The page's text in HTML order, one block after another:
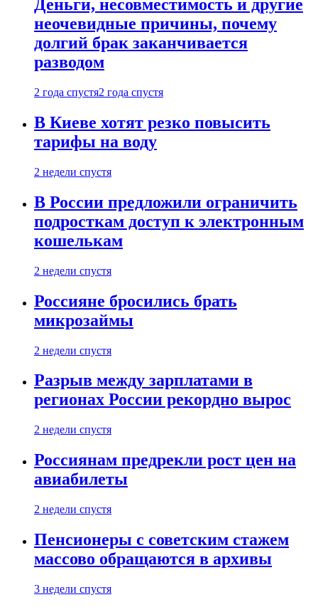
Деньги, несовместимость и другие
неочевидные причины, почему
долгий брак заканчивается
разводом
2 года спустя2 года спустя
В Киеве хотят резко повысить
тарифы на воду
2 недели спустя
В России предложили ограничить
подросткам доступ к электронным
кошелькам
2 недели спустя
Россияне бросились брать
микрозаймы
2 недели спустя
Разрыв между зарплатами в
регионах России рекордно вырос
2 недели спустя
Россиянам предрекли рост цен на
авиабилеты
2 недели спустя
Пенсионеры с советским стажем
массово обращаются в архивы
3 недели спустя